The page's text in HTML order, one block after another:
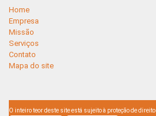
Home
Empresa
Missão
Serviços
Contato
Mapa do site
O inteiro teor deste site está sujeito à proteção de